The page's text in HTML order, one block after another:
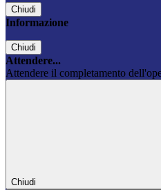
Chiudi
Informazione
Chiudi
Attendere...
Attendere il completamento
Chiudi